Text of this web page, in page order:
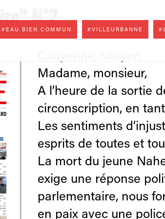
#EAU BIEN COMMUN #VILLEURBANNE
N°2
Madame, monsieur,
A l’heure de la sortie
circonscription, en
Les sentiments
esprits de toutes et
La mort du jeune
exige une réponse
parlementaire, nous
en paix avec une